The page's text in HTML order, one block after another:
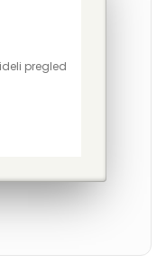
pregled